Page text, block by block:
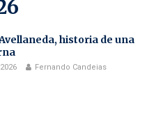
historia de una
Fernando Candeias